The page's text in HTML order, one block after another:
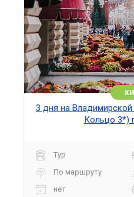
3 дня на
Кольцо 3*)
Тур
По маршруту
нет